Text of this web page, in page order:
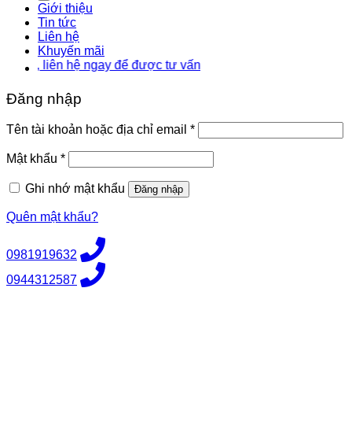
Giới thiệu
Tin tức
Liên hệ
Khuyến mãi
hệ ngay để được tư vấn
Đăng nhập
Tên tài khoản hoặc địa chỉ email *Bắt
buộc
Mật khẩu *Bắt
buộc
Ghi nhớ mật khẩu
Đăng nhập
Quên mật khẩu?
0981919632
0944312587